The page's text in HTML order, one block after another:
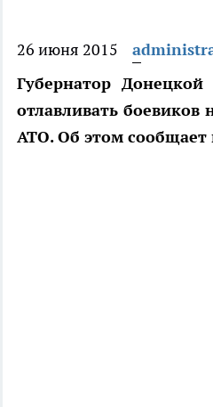
26 июня 2015
Губернатор Донецкой
отлавливать боевиков
АТО. Об этом сообщает